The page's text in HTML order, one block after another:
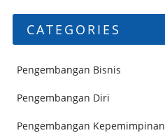
CATEGORIES
Pengembangan Bisnis
Pengembangan Diri
Pengembangan Kepemimpinan